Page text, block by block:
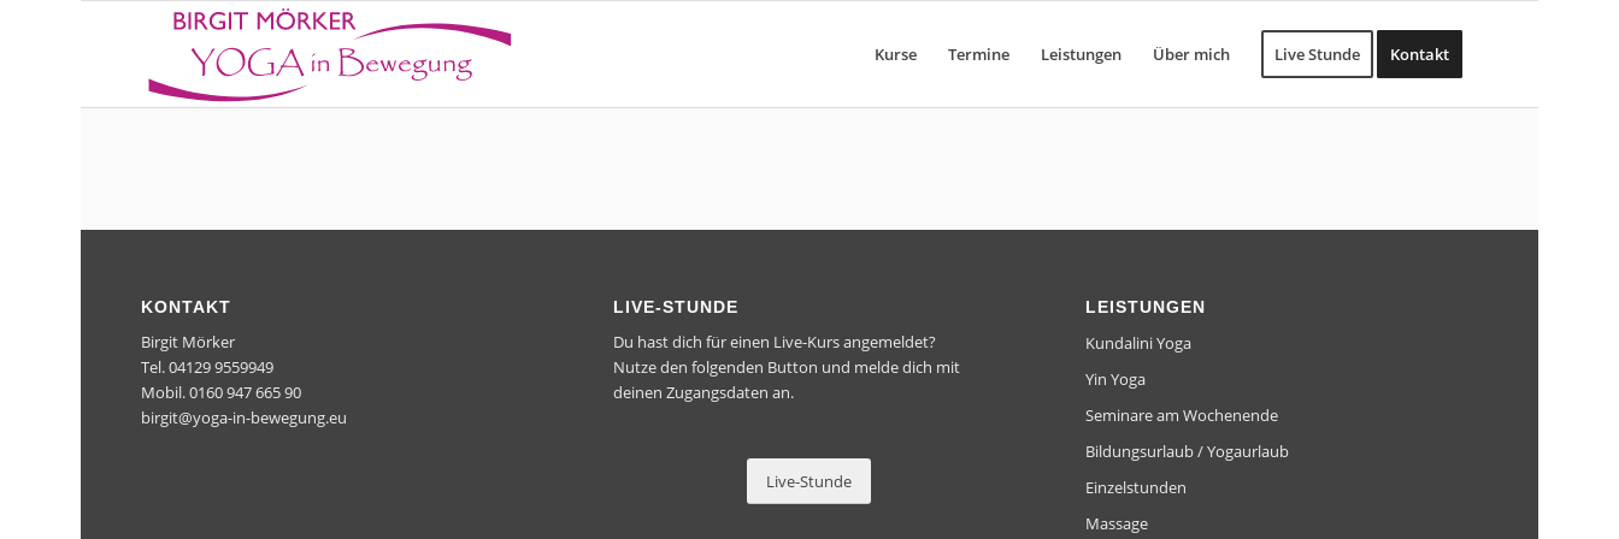
Kurse Termine Leistungen Über mich Live Stunde Kontakt
KONTAKT
Birgit Mörker
Tel. 04129 9559949
Mobil. 0160 947 665 90
birgit@yoga-in-bewegung.eu
LIVE-STUNDE
Du hast dich für einen Live-Kurs angemeldet?
Nutze den folgenden Button und melde dich mit
deinen Zugangsdaten an.
Live-Stunde
LEISTUNGEN
Kundalini Yoga
Yin Yoga
Seminare am Wochenende
Bildungsurlaub / Yogaurlaub
Einzelstunden
Massage